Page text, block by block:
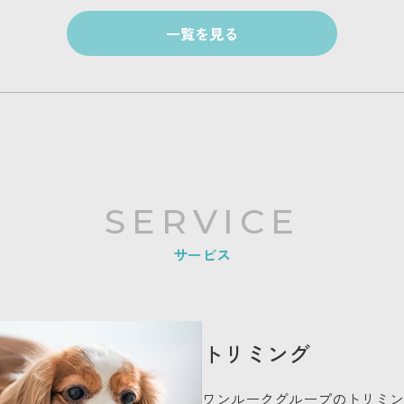
一覧を見る
SERVICE
サービス
トリミング
ワンルークグループのトリミ